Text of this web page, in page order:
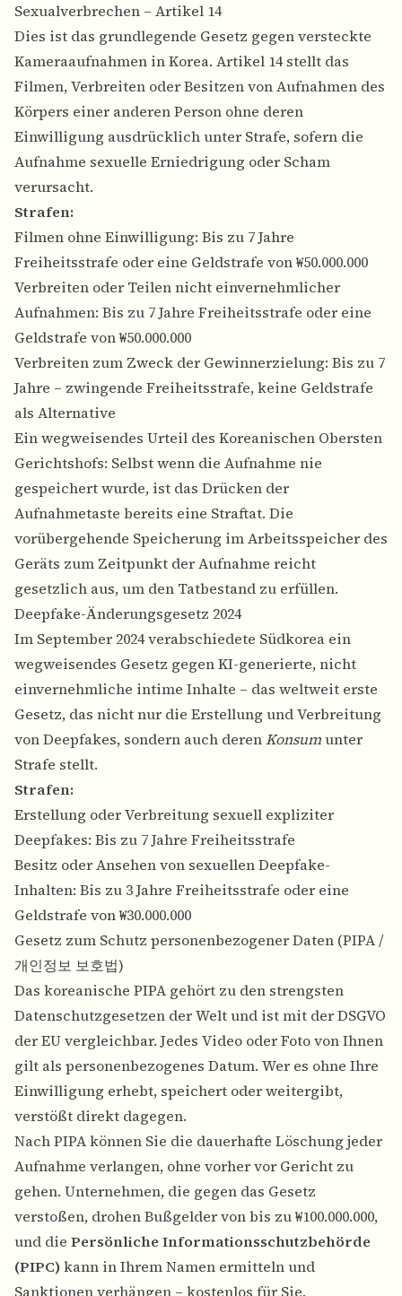
Sexualverbrechen – Artikel 14
Dies ist das grundlegende Gesetz gegen versteckte
Kameraaufnahmen in Korea. Artikel 14 stellt das
Filmen, Verbreiten oder Besitzen von Aufnahmen des
Körpers einer anderen Person ohne deren
Einwilligung ausdrücklich unter Strafe, sofern die
Aufnahme sexuelle Erniedrigung oder Scham
verursacht.
Strafen:
Filmen ohne Einwilligung: Bis zu 7 Jahre
Freiheitsstrafe oder eine Geldstrafe von ₩50.000.000
Verbreiten oder Teilen nicht einvernehmlicher
Aufnahmen: Bis zu 7 Jahre Freiheitsstrafe oder eine
Geldstrafe von ₩50.000.000
Verbreiten zum Zweck der Gewinnerzielung: Bis zu 7
Jahre – zwingende Freiheitsstrafe, keine Geldstrafe
als Alternative
Ein wegweisendes Urteil des Koreanischen Obersten
Gerichtshofs: Selbst wenn die Aufnahme nie
gespeichert wurde, ist das Drücken der
Aufnahmetaste bereits eine Straftat. Die
vorübergehende Speicherung im Arbeitsspeicher des
Geräts zum Zeitpunkt der Aufnahme reicht
gesetzlich aus, um den Tatbestand zu erfüllen.
Deepfake-Änderungsgesetz 2024
Im September 2024 verabschiedete Südkorea ein
wegweisendes Gesetz gegen KI-generierte, nicht
einvernehmliche intime Inhalte – das weltweit erste
Gesetz, das nicht nur die Erstellung und Verbreitung
von Deepfakes, sondern auch derenKonsumunter
Strafe stellt.
Strafen:
Erstellung oder Verbreitung sexuell expliziter
Deepfakes: Bis zu 7 Jahre Freiheitsstrafe
Besitz oder Ansehen von sexuellen Deepfake-
Inhalten: Bis zu 3 Jahre Freiheitsstrafe oder eine
Geldstrafe von ₩30.000.000
Gesetz zum Schutz personenbezogener Daten (PIPA /
개인정보 보호법)
Das koreanische PIPA gehört zu den strengsten
Datenschutzgesetzen der Welt und ist mit der DSGVO
der EU vergleichbar. Jedes Video oder Foto von Ihnen
gilt als personenbezogenes Datum. Wer es ohne Ihre
Einwilligung erhebt, speichert oder weitergibt,
verstößt direkt dagegen.
Nach PIPA können Sie die dauerhafte Löschung jeder
Aufnahme verlangen, ohne vorher vor Gericht zu
gehen. Unternehmen, die gegen das Gesetz
verstoßen, drohen Bußgelder von bis zu ₩100.000.000,
und die Persönliche Informationsschutzbehörde
(PIPC) kann in Ihrem Namen ermitteln und
Sanktionen verhängen – kostenlos für Sie.